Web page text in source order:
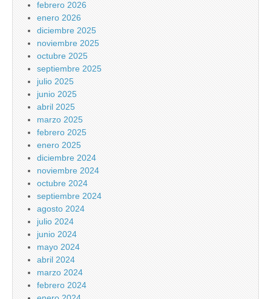
febrero 2026
enero 2026
diciembre 2025
noviembre 2025
octubre 2025
septiembre 2025
julio 2025
junio 2025
abril 2025
marzo 2025
febrero 2025
enero 2025
diciembre 2024
noviembre 2024
octubre 2024
septiembre 2024
agosto 2024
julio 2024
junio 2024
mayo 2024
abril 2024
marzo 2024
febrero 2024